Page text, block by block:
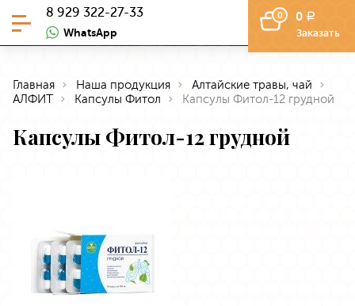
8 929 322-27-33
WhatsApp
0 0 a
Заказать
Главная Наша продукция
Алтайские травы, чай
АЛФИТ
Капсулы Фитол Капсулы Фитол-12 грудной
Капсулы Фитол-12 грудной